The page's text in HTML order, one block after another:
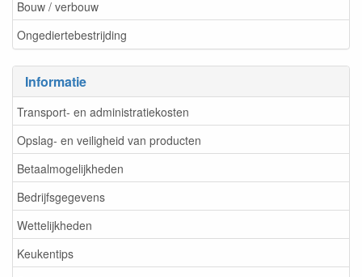
Bouw / verbouw
Ongediertebestrijding
Informatie
Transport- en administratiekosten
Opslag- en veiligheid van producten
Betaalmogelijkheden
Bedrijfsgegevens
Wettelijkheden
Keukentips